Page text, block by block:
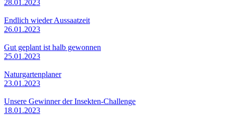
28.01.2023
Endlich wieder Aussaatzeit
26.01.2023
Gut geplant ist halb gewonnen
25.01.2023
Naturgartenplaner
23.01.2023
Unsere Gewinner der Insekten-Challenge
18.01.2023